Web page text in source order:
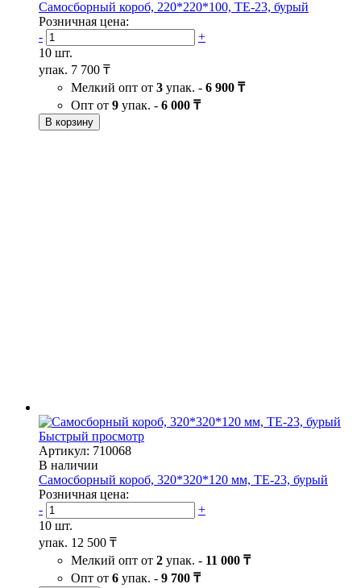
Самосборный короб, 220*220*100, ТЕ-23, бурый
Розничная цена:
-
+
10 шт.
упак. 7 700 ₸
Мелкий опт от 3 упак. - 6 900 ₸
Опт от 9 упак. - 6 000 ₸
В корзину
Быстрый просмотр
Артикул: 710068
В наличии
Самосборный короб, 320*320*120 мм, ТЕ-23, бурый
Розничная цена:
-
+
10 шт.
упак. 12 500 ₸
Мелкий опт от 2 упак. - 11 000 ₸
Опт от 6 упак. - 9 700 ₸